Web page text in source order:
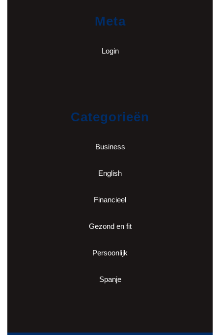
Meta
Login
Categorieën
Business
English
Financieel
Gezond en fit
Persoonlijk
Spanje